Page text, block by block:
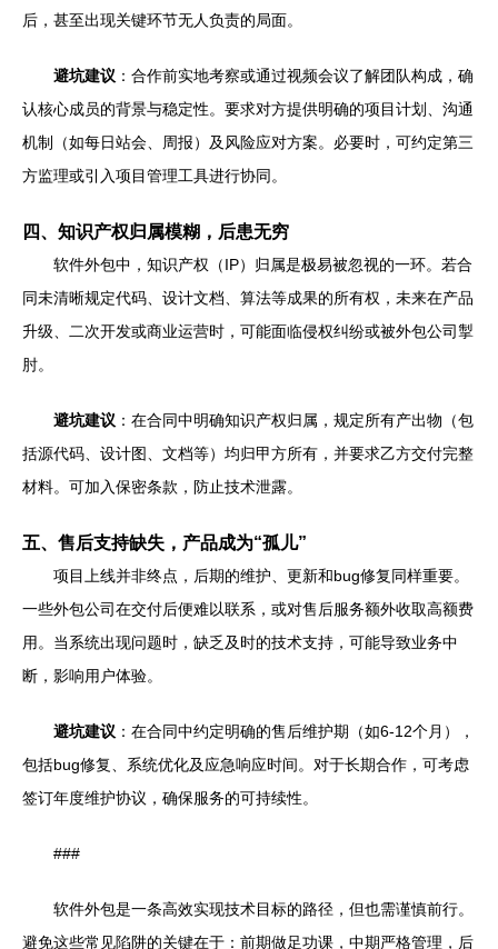
后，甚至出现关键环节无人负责的局面。
避坑建议 ：合作前实地考察或通过视频会议了解团队构成，确
认核心成员的背景与稳定性。要求对方提供明确的项目计划、沟通
机制（如每日站会、周报）及风险应对方案。必要时，可约定第三
方监理或引入项目管理工具进行协同。
四、知识产权归属模糊，后患无穷
软件外包中，知识产权（IP）归属是极易被忽视的一环。若合
同未清晰规定代码、设计文档、算法等成果的所有权，未来在产品
升级、二次开发或商业运营时，可能面临侵权纠纷或被外包公司掣
肘。
避坑建议 ：在合同中明确知识产权归属，规定所有产出物（包
括源代码、设计图、文档等）均归甲方所有，并要求乙方交付完整
材料。可加入保密条款，防止技术泄露。
五、售后支持缺失，产品成为“孤儿”
项目上线并非终点，后期的维护、更新和bug修复同样重要。
一些外包公司在交付后便难以联系，或对售后服务额外收取高额费
用。当系统出现问题时，缺乏及时的技术支持，可能导致业务中
断，影响用户体验。
避坑建议 ：在合同中约定明确的售后维护期（如6-12个月），
包括bug修复、系统优化及应急响应时间。对于长期合作，可考虑
签订年度维护协议，确保服务的可持续性。
###
软件外包是一条高效实现技术目标的路径，但也需谨慎前行。
避免这些常见陷阱的关键在于：前期做足功课，中期严格管理，后